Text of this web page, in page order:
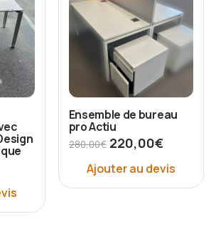
Ensemble de bureau
pro Actiu
280,00€ 220,00€
Ajouter au devis